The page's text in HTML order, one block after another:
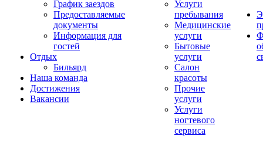
График заездов
Предоставляемые
документы
Информация для
гостей
Отдых
Бильярд
Наша команда
Достижения
Вакансии
Услуги
пребывания
Медицинские
услуги
Бытовые
услуги
Салон
красоты
Прочие
услуги
Услуги
ногтевого
сервиса